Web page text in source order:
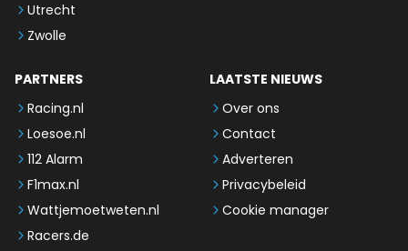
Utrecht
Zwolle
PARTNERS
Racing.nl
Loesoe.nl
112 Alarm
F1max.nl
Wattjemoetweten.nl
Racers.de
LAATSTE NIEUWS
Over ons
Contact
Adverteren
Privacybeleid
Cookie manager